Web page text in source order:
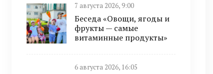
7 августа 2026, 9:00
Беседа «Овощи, ягоды и
фрукты — самые
витаминные продукты»
6 августа 2026, 16:05